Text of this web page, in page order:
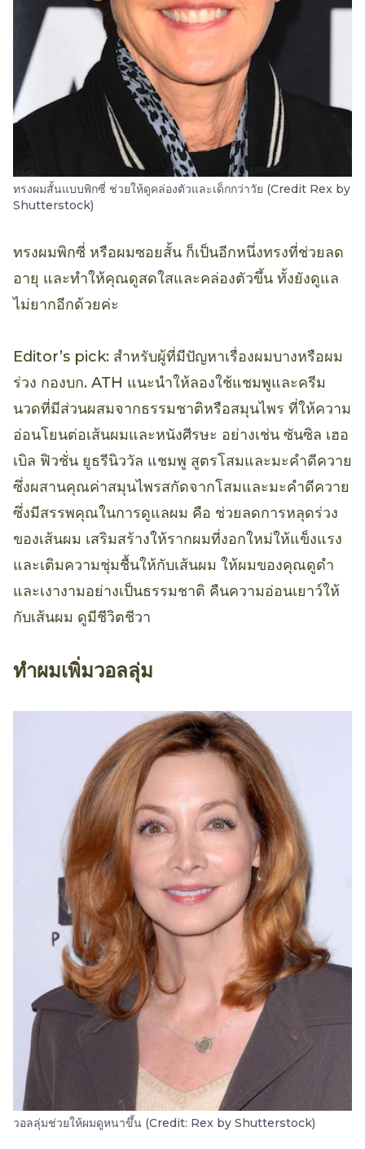
ทรงผมสั้นแบบพิกซี่ ช่วยให้ดูคล่องตัวและเด็กกว่าวัย (Credit Rex by
Shutterstock)
ทรงผมพิกซี่ หรือผมซอยสั้น ก็เป็นอีกหนึ่งทรงที่ช่วยลด
อายุ และทำให้คุณดูสดใสและคล่องตัวขึ้น ทั้งยังดูแล
ไม่ยากอีกด้วยค่ะ
Editor’s pick: สำหรับผู้ที่มีปัญหาเรื่องผมบางหรือผม
ร่วง กองบก. ATH แนะนำให้ลองใช้แชมพูและครีม
นวดที่มีส่วนผสมจากธรรมชาติหรือสมุนไพร ที่ให้ความ
อ่อนโยนต่อเส้นผมและหนังศีรษะ อย่างเช่น ซันซิล เฮอ
เบิล ฟิวชั่น ยูธรีนิววัล แชมพู สูตรโสมและมะคำดีควาย
ซึ่งผสานคุณค่าสมุนไพรสกัดจากโสมและมะคำดีควาย
ซึ่งมีสรรพคุณในการดูแลผม คือ ช่วยลดการหลุดร่วง
ของเส้นผม เสริมสร้างให้รากผมที่งอกใหม่ให้แข็งแรง
และเติมความชุ่มชื้นให้กับเส้นผม ให้ผมของคุณดูดำ
และเงางามอย่างเป็นธรรมชาติ คืนความอ่อนเยาว์ให้
กับเส้นผม ดูมีชีวิตชีวา
ทำผมเพิ่มวอลลุ่ม
วอลลุ่มช่วยให้ผมดูหนาขึ้น (Credit: Rex by Shutterstock)